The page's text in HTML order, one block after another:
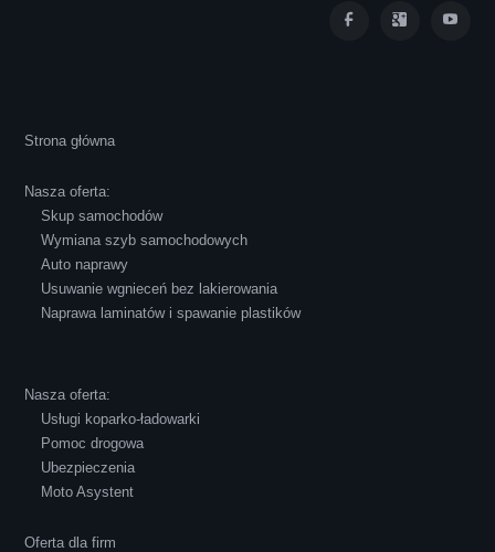
atmosferze, czego z reguły nie można
powiedzieć o innych firmach tego type.
Pozdrawiam i polecam!
Polecam S-Car.pl, szybka i bardzo miła
Strona główna
Nasza oferta:
Skup samochodów
Wymiana szyb samochodowych
Auto naprawy
Usuwanie wgnieceń bez lakierowania
Naprawa laminatów i spawanie plastików
Nasza oferta:
Usługi koparko-ładowarki
Pomoc drogowa
Ubezpieczenia
Moto Asystent
Oferta dla firm